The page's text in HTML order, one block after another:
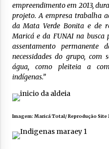
empreendimento em 2013,
projeto. A empresa trabalha
da Mata Verde Bonita e de
Maricá e da FUNAI na
assentamento permanente
necessidades do grupo,
água, como pleiteia a
indígenas.”
Imagem: Maricá Total/ Reprodução Site